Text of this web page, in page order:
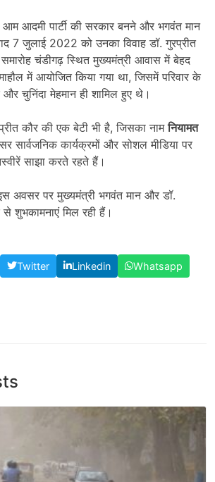
आदमी पार्टी की सरकार बनने और भगवंत मान
7 जुलाई 2022 को उनका विवाह डॉ. गुरप्रीत
चंडीगढ़ स्थित मुख्यमंत्री आवास में बेहद
में आयोजित किया गया था, जिसमें परिवार के
और चुनिंदा मेहमान ही शामिल हुए थे।
कौर की एक बेटी भी है, जिसका नामनियामत
सार्वजनिक कार्यक्रमों और सोशल मीडिया पर
साझा करते रहते हैं।
अवसर पर मुख्यमंत्री भगवंत मान और डॉ.
शुभकामनाएं मिल रही हैं।
Twitter Linkedin
Whatsapp